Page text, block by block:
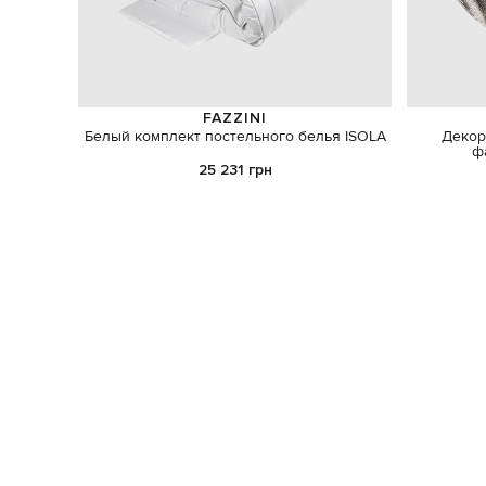
FAZZINI
Белый комплект постельного белья ISOLA
25 231 грн